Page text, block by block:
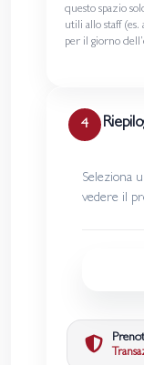
questo spazio
utili allo staff (es.
per il giorno
4
Seleziona
vedere il